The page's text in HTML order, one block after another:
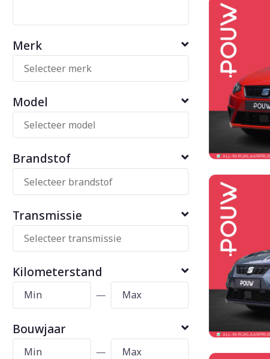
Merk
Model
Brandstof
Transmissie
Kilometerstand
—
Bouwjaar
—